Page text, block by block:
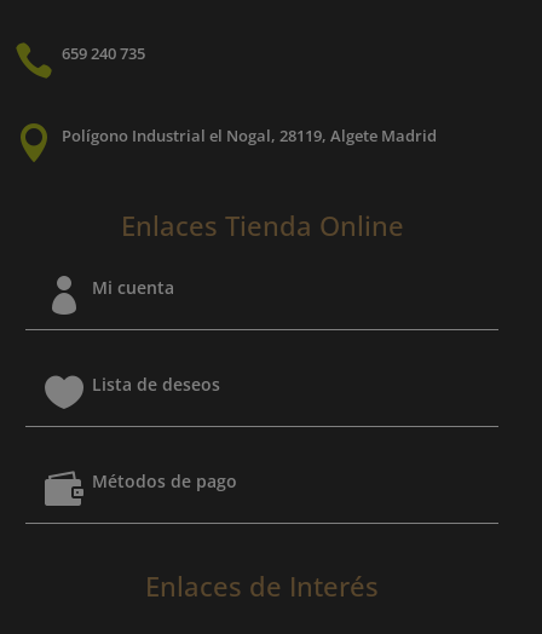
 659 240 735
 Polígono Industrial el Nogal, 28119, Algete Madrid
Enlaces Tienda Online
 Mi cuenta
 Lista de deseos
 Métodos de pago
Enlaces de Interés